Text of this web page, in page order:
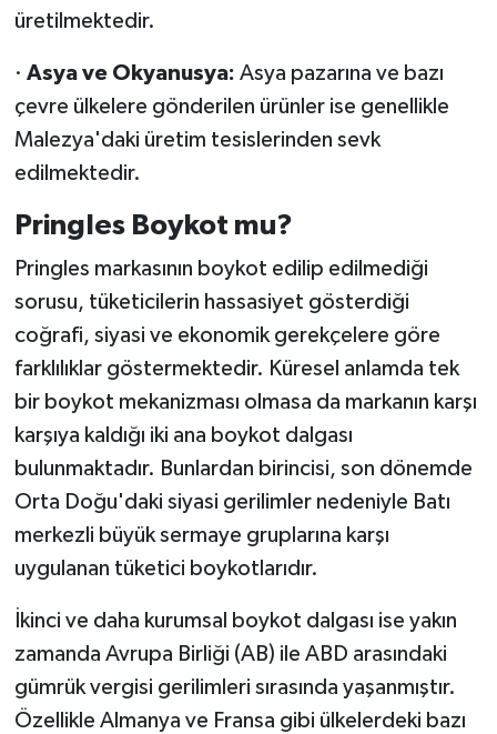
üretilmektedir.
· Asya ve Okyanusya: Asya pazarına ve bazı
çevre ülkelere gönderilen ürünler ise genellikle
Malezya'daki üretim tesislerinden sevk
edilmektedir.
Pringles Boykot mu?
Pringles markasının boykot edilip edilmediği
sorusu, tüketicilerin hassasiyet gösterdiği
coğrafi, siyasi ve ekonomik gerekçelere göre
farklılıklar göstermektedir. Küresel anlamda tek
bir boykot mekanizması olmasa da markanın karşı
karşıya kaldığı iki ana boykot dalgası
bulunmaktadır. Bunlardan birincisi, son dönemde
Orta Doğu'daki siyasi gerilimler nedeniyle Batı
merkezli büyük sermaye gruplarına karşı
uygulanan tüketici boykotlarıdır.
İkinci ve daha kurumsal boykot dalgası ise yakın
zamanda Avrupa Birliği (AB) ile ABD arasındaki
gümrük vergisi gerilimleri sırasında yaşanmıştır.
Özellikle Almanya ve Fransa gibi ülkelerdeki bazı